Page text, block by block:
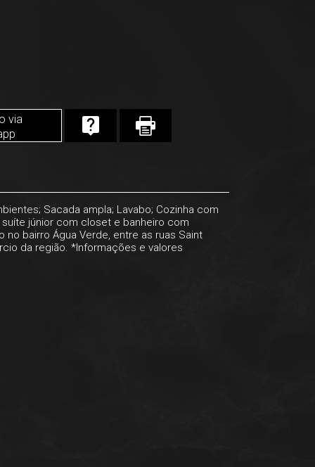
via
Sacada ampla; Lavabo; Cozinha com
júnior com closet e banheiro com
no bairro Água Verde, entre as ruas Saint
da região. *Informações e valores